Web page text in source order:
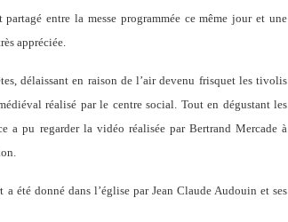
entre la messe programmée ce même jour et une
appréciée.
délaissant en raison de l’air devenu frisquet les tivolis
réalisé par le centre social. Tout en dégustant les
a pu regarder la vidéo réalisée par Bertrand Mercade à
été donné dans l’église par Jean Claude Audouin et ses